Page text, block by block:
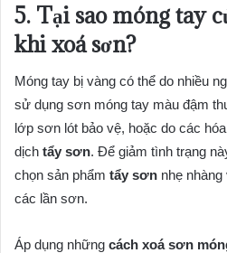
5. Tại sao móng tay
khixoá sơn?
Móng tay bị vàng có thể do nhiều
sử dụng sơn móng tay màu đậm
lớp sơn lót bảo vệ, hoặc do các
dịch tẩy sơn. Để giảm tình trạng
chọn sản phẩm tẩy sơn nhẹ
các lần sơn.
Áp dụng những cách xoá sơn